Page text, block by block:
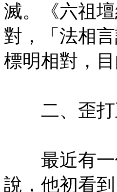
滅。《六祖
對，「法相
標明相對，
二、歪打
最近有一
說，他初看